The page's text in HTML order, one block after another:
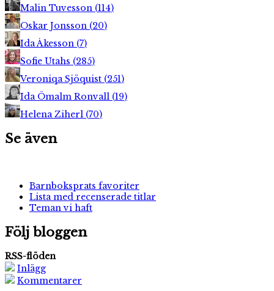
Malin Tuvesson (114)
Oskar Jonsson (20)
Ida Åkesson (7)
Sofie Utahs (285)
Veroniqa Sjöquist (251)
Ida Ömalm Ronvall (19)
Helena Ziherl (70)
Se även
Barnboksprats favoriter
Lista med recenserade titlar
Teman vi haft
Följ bloggen
RSS-flöden
Inlägg
Kommentarer